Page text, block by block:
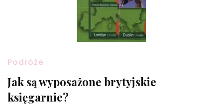
Podróże
Jak są wyposażone brytyjskie
księgarnie?